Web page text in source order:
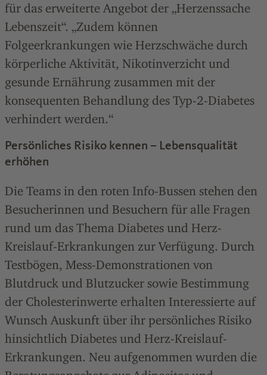
für das erweiterte Angebot der „Herzenssache
Lebenszeit“. „Zudem können
Folgeerkrankungen wie Herzschwäche durch
körperliche Aktivität, Nikotinverzicht und
gesunde Ernährung zusammen mit der
konsequenten Behandlung des Typ-2-Diabetes
verhindert werden.“
Persönliches Risiko kennen – Lebensqualität
erhöhen
Die Teams in den roten Info-Bussen stehen den
Besucherinnen und Besuchern für alle Fragen
rund um das Thema Diabetes und Herz-
Kreislauf-Erkrankungen zur Verfügung. Durch
Testbögen, Mess-Demonstrationen von
Blutdruck und Blutzucker sowie Bestimmung
der Cholesterinwerte erhalten Interessierte auf
Wunsch Auskunft über ihr persönliches Risiko
hinsichtlich Diabetes und Herz-Kreislauf-
Erkrankungen. Neu aufgenommen wurden die